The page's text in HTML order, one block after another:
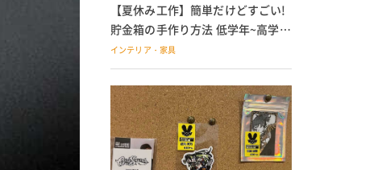
【夏休み工作】簡単だけどすごい!
貯金箱の手作り方法 低学年~高学年
の子どもにも
インテリア・家具